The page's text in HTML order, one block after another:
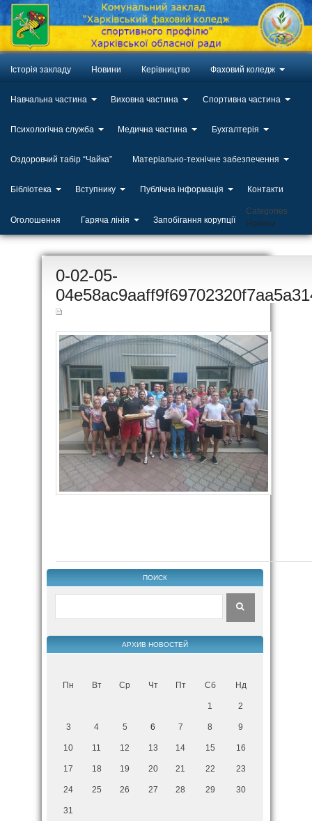
Історія закладу Новини Керівництво Фаховий коледж
Навчальна частина Виховна частина Спортивна частина
Психологічна служба Медична частина Бухгалтерія
Оздоровчий табір “Чайка” Матеріально-технічне забезпечення
Бібліотека Вступнику Публічна інформація Контакти
Оголошення Гаряча лінія Запобігання корупції
Categories
Новини
20
0-02-05-
ПОИСК
АРХИВ НОВОСТЕЙ
Пн Вт Ср Чт Пт Сб Нд
1 2
3 4 5 6 7 8 9
10 11 12 13 14 15 16
17 18 19 20 21 22 23
24 25 26 27 28 29 30
31